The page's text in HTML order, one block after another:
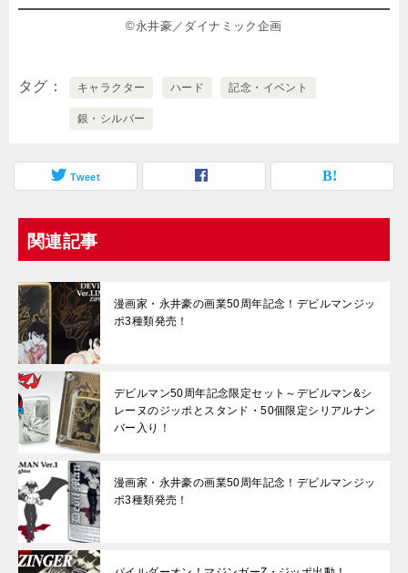
©永井豪／ダイナミック企画
タグ キャラクター ハード 記念・イベント
銀・シルバー
Tweet
関連記事
漫画家・永井豪の画業50周年記念！デビルマンジッ
ポ3種類発売！
デビルマン50周年記念限定セット～デビルマン&シ
レーヌのジッポとスタンド・50個限定シリアルナン
バー入り！
漫画家・永井豪の画業50周年記念！デビルマンジッ
ポ3種類発売！